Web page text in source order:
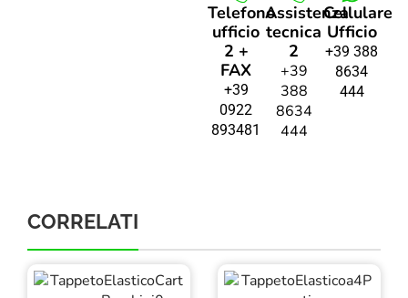
Telefono
ufficio
2 +
FAX
+39
0922
893481
Assistenza
tecnica
2
+39
388
8634
444
Cellulare
Ufficio
+39 388
8634
444
CORRELATI